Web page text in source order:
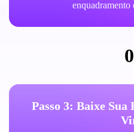
Passo 3: Baixe Sua